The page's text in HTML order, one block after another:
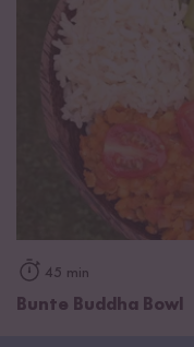
45 min
Bunte Buddha Bowl